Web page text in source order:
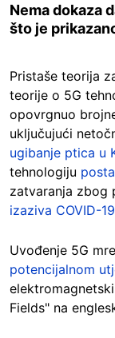
Nema dokaza
što je
Pristaše teorija
teorije o 5G
opovrgnuo
uključujući
ugibanje ptica u
tehnologiju
zatvaranja zbog
izaziva COVID-19
Uvođenje 5G
potencijalnom
Fields" na